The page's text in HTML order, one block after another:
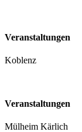
Veranstaltungen
Koblenz
Veranstaltungen
Mülheim Kärlich